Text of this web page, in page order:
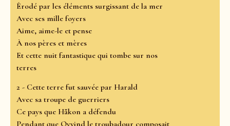
Érodé par les éléments surgissant de la mer
Avec ses mille foyers
Aime, aime-le et pense
À nos pères et mères
Et cette nuit fantastique qui tombe sur nos
terres
2 - Cette terre fut sauvée par Harald
Avec sa troupe de guerriers
Ce pays que Håkon a défendu